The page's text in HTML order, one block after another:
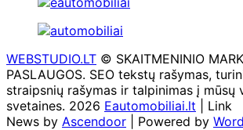
WEBSTUDIO.LT © SKAITMENINIO
PASLAUGOS. SEO tekstų rašymas,
straipsnių rašymas ir talpinimas į mūsų
svetaines. 2026 Eautomobiliai.lt | Link
News by Ascendoor | Powered by